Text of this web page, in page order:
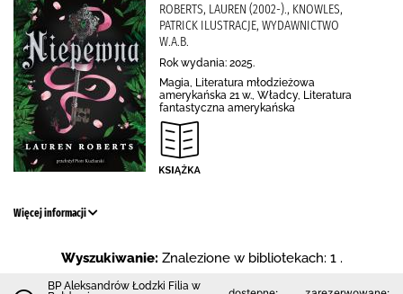
ROBERTS, LAUREN (2002-)., KNOWLES,
PATRICK ILUSTRACJE, WYDAWNICTWO
W.A.B.
Rok wydania: 2025.
Magia, Literatura młodzieżowa
amerykańska 21 w., Władcy, Literatura
fantastyczna amerykańska
Więcej informacji
Wyszukiwanie: Znalezione w bibliotekach: 1 .
BP Aleksandrów Łodzki Filia w